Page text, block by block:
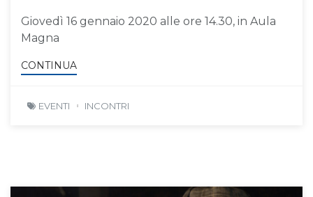
Giovedì 16 gennaio 2020 alle ore 14.30, in Aula
Magna
CONTINUA
EVENTI INCONTRI